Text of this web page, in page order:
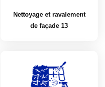
Nettoyage et ravalement
de façade 13